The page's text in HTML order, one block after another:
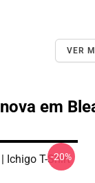
VER
em
Ichigo T-Shirt
-20%